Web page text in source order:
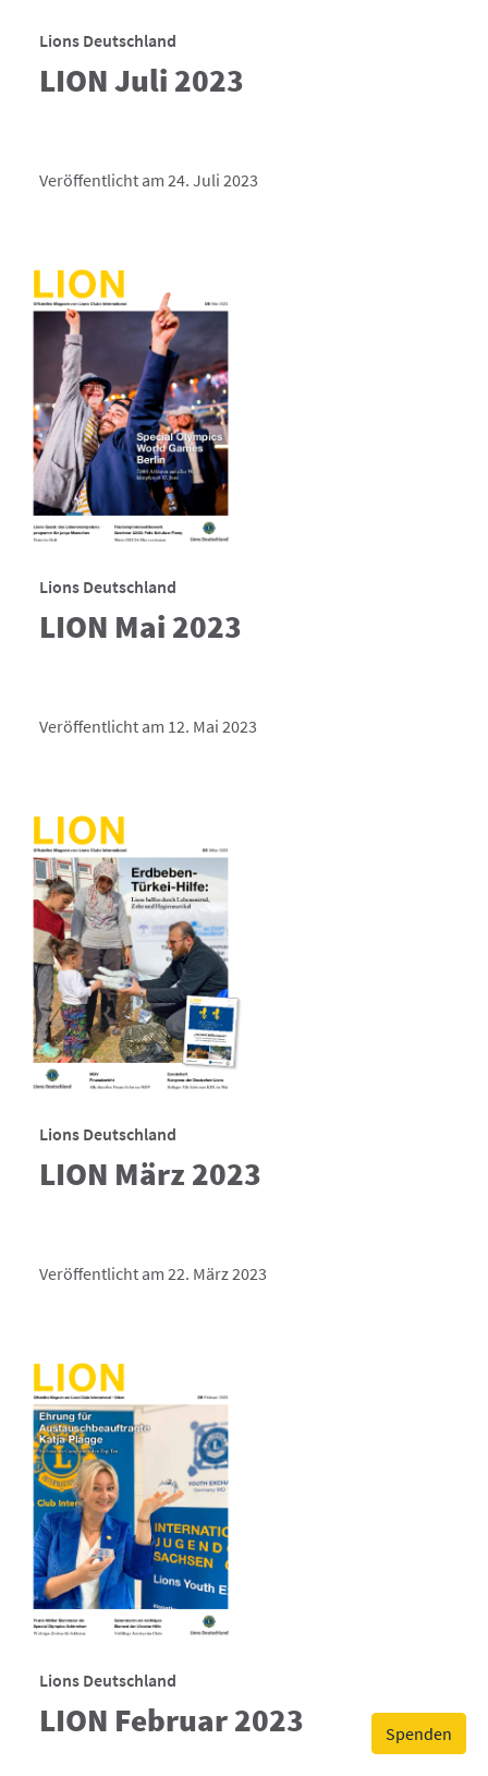
Spenden
Lions Deutschland
LION Juli 2023
Veröffentlicht am 24. Juli 2023
Lions Deutschland
LION Mai 2023
Veröffentlicht am 12. Mai 2023
Lions Deutschland
LION März 2023
Veröffentlicht am 22. März 2023
Lions Deutschland
LION Februar 2023